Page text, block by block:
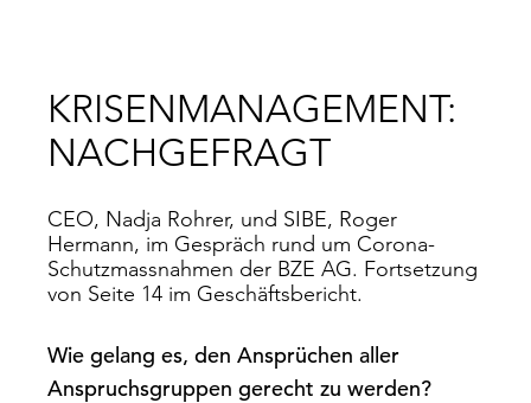
KRISENMANAGEMENT:
NACHGEFRAGT
CEO, Nadja Rohrer, und SIBE, Roger
Hermann, im Gespräch rund um Corona-
Schutzmassnahmen der BZE AG. Fortsetzung
von Seite 14 im Geschäftsbericht.
Wie gelang es, den Ansprüchen aller
Anspruchsgruppen gerecht zu werden?